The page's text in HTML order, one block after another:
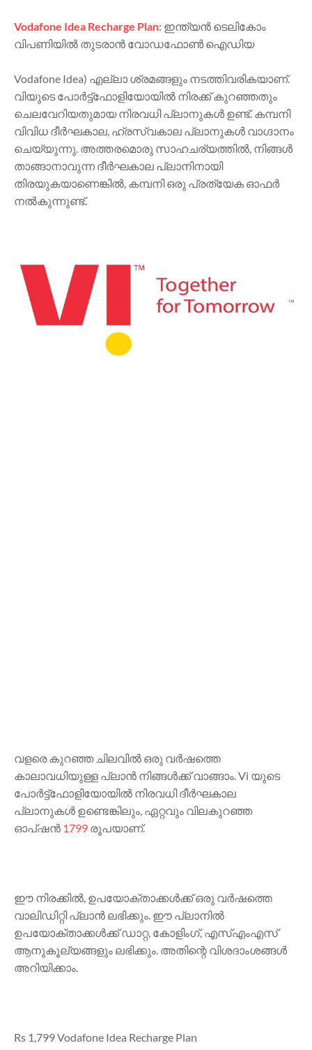
Vodafone Idea Recharge Plan: ഇന്ത്യൻ ടെലികോം
വിപണിയിൽ തുടരാൻ വോഡഫോൺ ഐഡിയ
Vodafone Idea) എല്ലാ ശ്രമങ്ങളും നടത്തിവരികയാണ്.
വിയുടെ പോർട്ട്‌ഫോളിയോയിൽ നിരക്ക് കുറഞ്ഞതും
ചെലവേറിയതുമായ നിരവധി പ്ലാനുകൾ ഉണ്ട്. കമ്പനി
വിവിധ ദീർഘകാല, ഹ്രസ്വകാല പ്ലാനുകൾ വാഗ്ദാനം
ചെയ്യുന്നു. അത്തരമൊരു സാഹചര്യത്തിൽ, നിങ്ങൾ
താങ്ങാനാവുന്ന ദീർഘകാല പ്ലാനിനായി
തിരയുകയാണെങ്കിൽ, കമ്പനി ഒരു പ്രത്യേക ഓഫർ
നൽകുന്നുണ്ട്.
വളരെ കുറഞ്ഞ ചിലവിൽ ഒരു വർഷത്തെ
കാലാവധിയുള്ള പ്ലാൻ നിങ്ങൾക്ക് വാങ്ങാം. Vi യുടെ
പോർട്ട്‌ഫോളിയോയിൽ നിരവധി ദീർഘകാല
പ്ലാനുകൾ ഉണ്ടെങ്കിലും, ഏറ്റവും വിലകുറഞ്ഞ
ഓപ്ഷൻ 1799 രൂപയാണ്.
ഈ നിരക്കിൽ, ഉപയോക്താക്കൾക്ക് ഒരു വർഷത്തെ
വാലിഡിറ്റി പ്ലാൻ ലഭിക്കും. ഈ പ്ലാനിൽ
ഉപയോക്താക്കൾക്ക് ഡാറ്റ, കോളിംഗ്, എസ്എംഎസ്
ആനുകൂല്യങ്ങളും ലഭിക്കും. അതിന്റെ വിശദാംശങ്ങൾ
അറിയിക്കാം.
Rs 1,799 Vodafone Idea Recharge Plan